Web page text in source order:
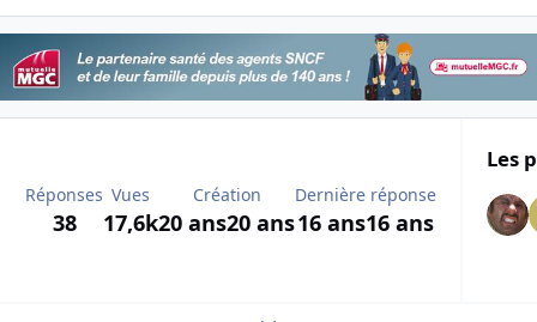
Réponses
38
Vues
17,6k
Création
20 ans20 ans
Dernière réponse
16 ans16 ans
Les